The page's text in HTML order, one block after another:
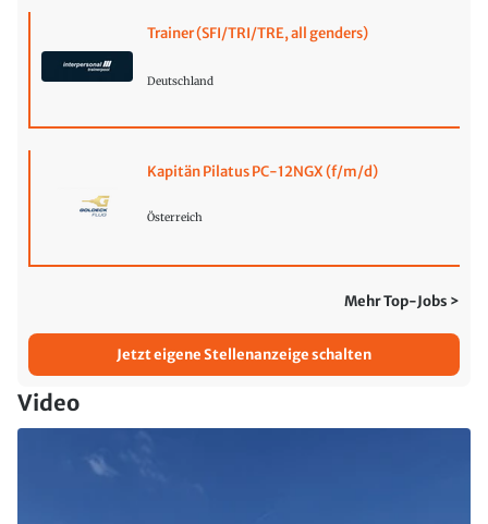
Trainer (SFI/TRI/TRE, all genders)
Deutschland
Kapitän Pilatus PC-12NGX (f/m/d)
Österreich
Mehr Top-Jobs >
Jetzt eigene Stellenanzeige schalten
Video